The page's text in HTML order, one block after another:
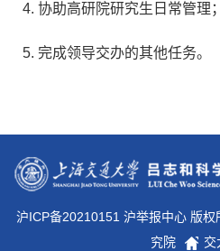
协助高研院研究生日常管理；
完成领导交办的其他任务。
沪ICP备20210151 沪举报中心 版
究院
交